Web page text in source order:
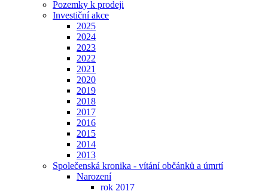
Pozemky k prodeji
Investiční akce
2025
2024
2023
2022
2021
2020
2019
2018
2017
2016
2015
2014
2013
Společenská kronika - vítání občánků a úmrtí
Narození
rok 2017